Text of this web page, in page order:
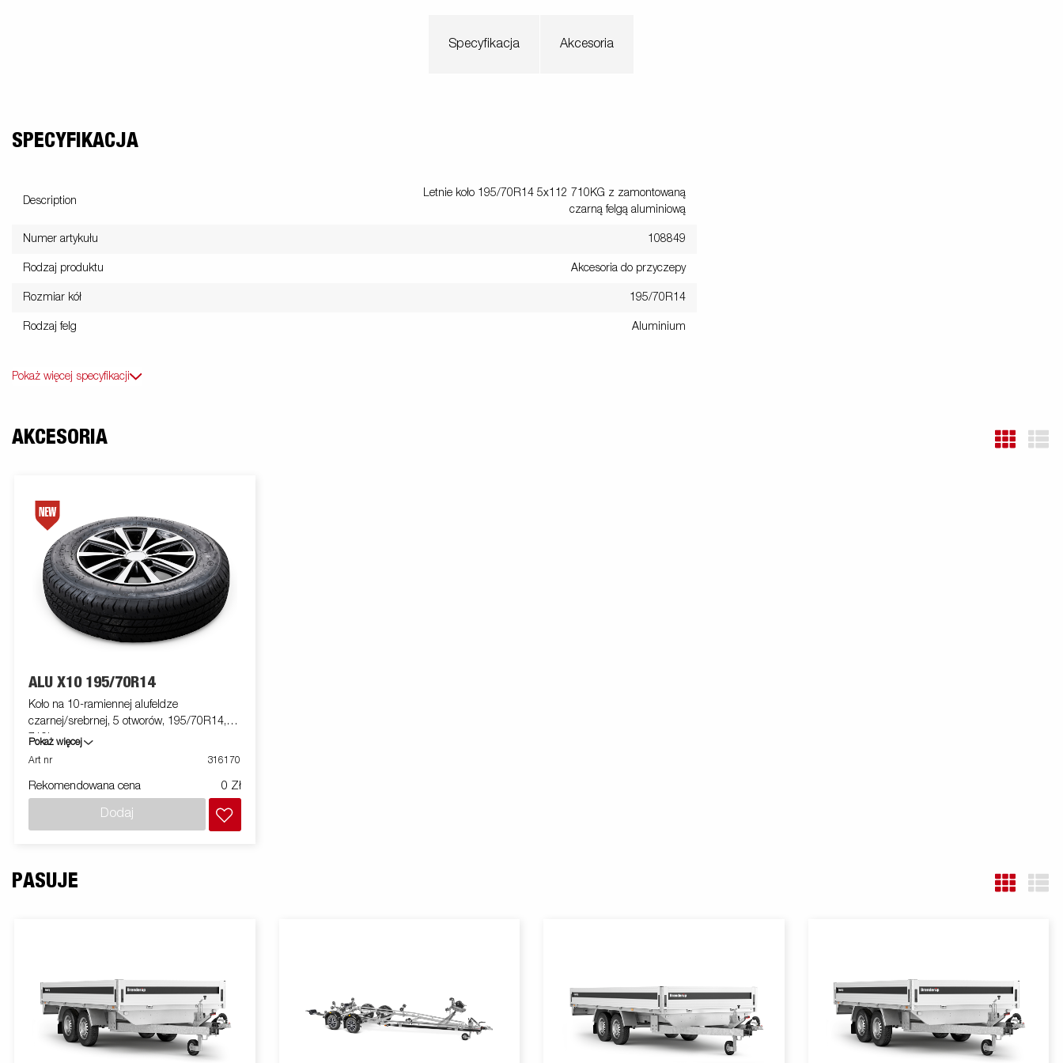
Specyfikacja Akcesoria
SPECYFIKACJA
Description
Letnie koło 195/70R14 5x112 710KG z zamontowaną
czarną felgą aluminiową
Numer artykułu 108849
Rodzaj produktu Akcesoria do przyczepy
Rozmiar kół 195/70R14
Rodzaj felg Aluminium
Pokaż więcej specyfikacji
AKCESORIA
ALU X10 195/70R14
Koło na 10-ramiennej alufeldze
czarnej/srebrnej, 5 otworów, 195/70R14,
710kg
Pokaż więcej
Art nr
316170
Rekomendowana cena 0 Zł
Dodaj
PASUJE